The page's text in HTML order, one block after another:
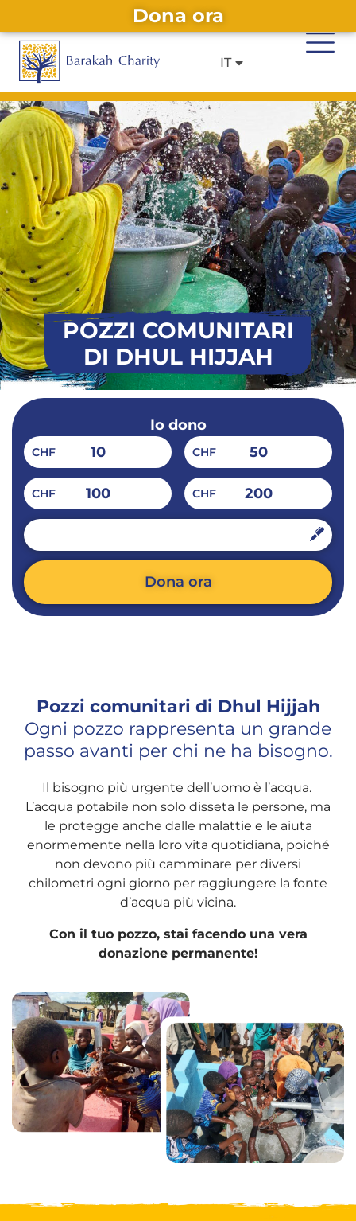
Dona ora
Alternative:
IT
EN
FR
POZZI COMUNITARI
DI DHUL HIJJAH
Io dono
10
CHF 50
CHF
100
CHF 200
CHF
Dona ora
Alternative:
Pozzi comunitari di Dhul Hijjah
Ogni pozzo rappresenta un grande
passo avanti per chi ne ha bisogno.
Il bisogno più urgente dell’uomo è l’acqua.
L’acqua potabile non solo disseta le persone, ma
le protegge anche dalle malattie e le aiuta
enormemente nella loro vita quotidiana, poiché
non devono più camminare per diversi
chilometri ogni giorno per raggiungere la fonte
d’acqua più vicina.
Con il tuo pozzo, stai facendo una vera
donazione permanente!